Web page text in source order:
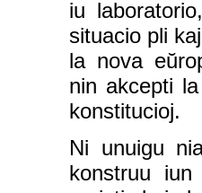
iu
situacio pli
la nova
nin akcepti
konstitucioj.
Ni unuigu
konstruu